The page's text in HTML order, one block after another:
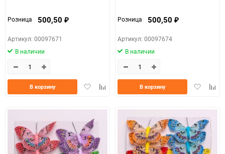
Розница 500,50 ₽
Артикул: 00097671
В наличии
ДобавитьДобавить
В корзину
Розница 500,50 ₽
Артикул: 00097674
В наличии
Добавить
В корзину